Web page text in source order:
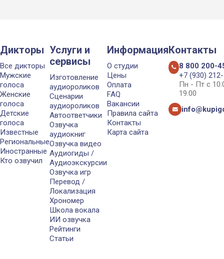
Дикторы
Все дикторы
Мужские
голоса
Женские
голоса
Детские
голоса
Известные
Региональные
Иностранные
Кто озвучил
Услуги и
сервисы
Изготовление
аудиороликов
Сценарии
аудиороликов
Автоответчики
Озвучка
аудиокниг
Озвучка видео
Аудиогиды /
Аудиоэкскурсии
Озвучка игр
Перевод /
Локализация
Хрономер
Школа вокала
ИИ озвучка
Рейтинги
Статьи
Информация
О студии
Цены
Оплата
FAQ
Вакансии
Правила сайта
Контакты
Карта сайта
Контакты
8 800 200-
+7 (930)
Пн - Пт с
19:00